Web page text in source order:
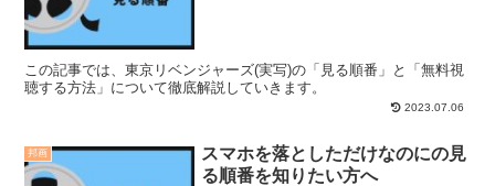
この記事では、東京リベンジャーズ(実写)の「見る順番」と「無料視
聴する方法」について徹底解説していきます。
2023.07.06
邦画
スマホを落としただけなのにの見
る順番を知りたい方へ